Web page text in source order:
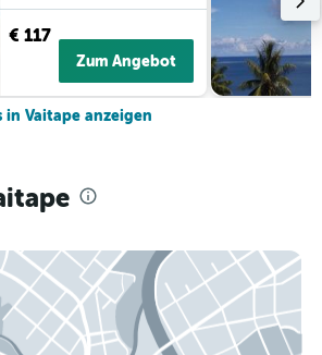
€ 117
Zum Angebot
in Vaitape anzeigen